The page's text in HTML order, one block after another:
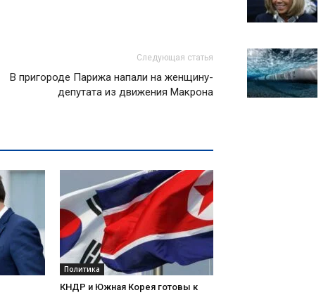
Следующая статья
В пригороде Парижа напали на женщину-
депутата из движения Макрона
Политика
КНДР и Южная Корея готовы к